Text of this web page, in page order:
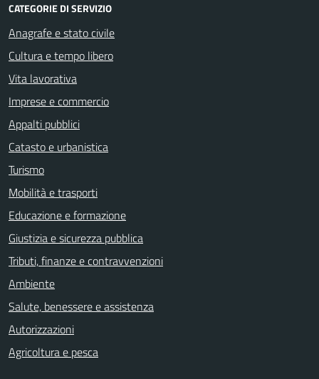
CATEGORIE DI SERVIZIO
Anagrafe e stato civile
Cultura e tempo libero
Vita lavorativa
Imprese e commercio
Appalti pubblici
Catasto e urbanistica
Turismo
Mobilità e trasporti
Educazione e formazione
Giustizia e sicurezza pubblica
Tributi, finanze e contravvenzioni
Ambiente
Salute, benessere e assistenza
Autorizzazioni
Agricoltura e pesca